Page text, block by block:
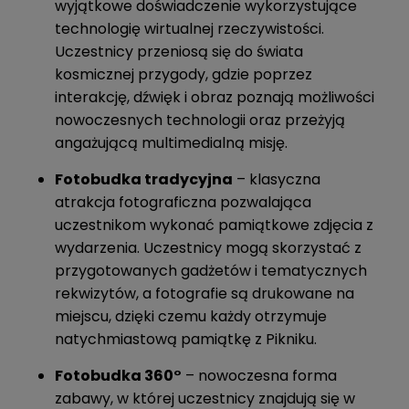
wyjątkowe doświadczenie wykorzystujące
technologię wirtualnej rzeczywistości.
Uczestnicy przeniosą się do świata
kosmicznej przygody, gdzie poprzez
interakcję, dźwięk i obraz poznają możliwości
nowoczesnych technologii oraz przeżyją
angażującą multimedialną misję.
Fotobudka tradycyjna – klasyczna
atrakcja fotograficzna pozwalająca
uczestnikom wykonać pamiątkowe zdjęcia z
wydarzenia. Uczestnicy mogą skorzystać z
przygotowanych gadżetów i tematycznych
rekwizytów, a fotografie są drukowane na
miejscu, dzięki czemu każdy otrzymuje
natychmiastową pamiątkę z Pikniku.
Fotobudka 360° – nowoczesna forma
zabawy, w której uczestnicy znajdują się w